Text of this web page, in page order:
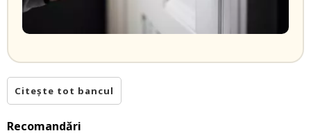
Citește tot bancul
Recomandări